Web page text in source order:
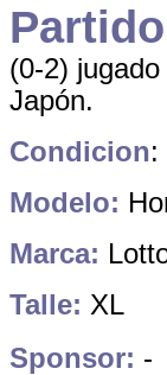
(0-2)
Japón.
Condicion:
Modelo:
Marca:
Talle: XL
Sponsor: -